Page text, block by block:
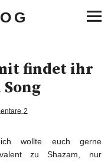
findet ihr
2
wollte euch gerne
zu Shazam, nur